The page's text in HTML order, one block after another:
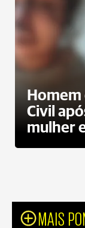
Homem
Civil
mulher
MAIS